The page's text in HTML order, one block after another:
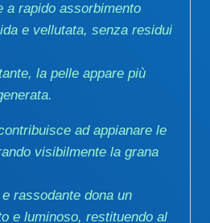
a rapido assorbimento
e vellutata, senza residui
la pelle appare più
ad appianare le
visibilmente la grana
rassodante dona un
e luminoso, restituendo al